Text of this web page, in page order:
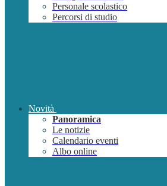
Personale scolastico
Percorsi di studio
Novità
Panoramica
Le notizie
Calendario eventi
Albo online